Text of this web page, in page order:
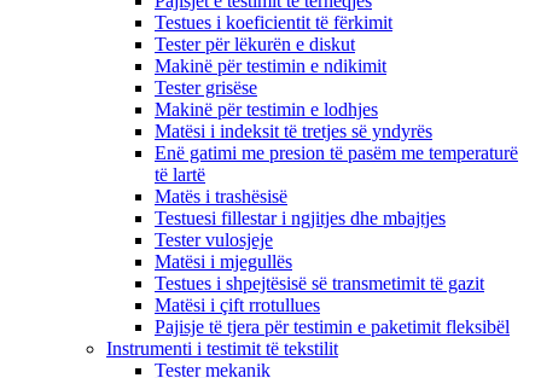
Testues i koeficientit të fërkimit
Tester për lëkurën e diskut
Makinë për testimin e ndikimit
Tester grisëse
Makinë për testimin e lodhjes
Matësi i indeksit të tretjes së yndyrës
Enë gatimi me presion të pasëm me temperaturë
të lartë
Matës i trashësisë
Testuesi fillestar i ngjitjes dhe mbajtjes
Tester vulosjeje
Matësi i mjegullës
Testues i shpejtësisë së transmetimit të gazit
Matësi i çift rrotullues
Pajisje të tjera për testimin e paketimit fleksibël
Instrumenti i testimit të tekstilit
Tester mekanik